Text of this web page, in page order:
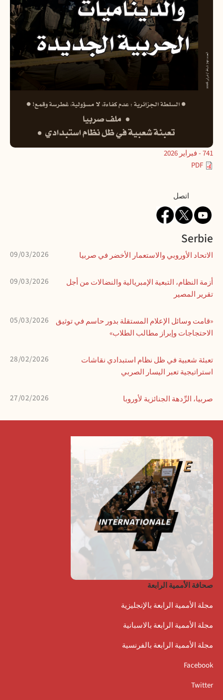
741 - فبراير 2026
PDF
Contactاتصل
Serbie
09/03/2026 الاتحاد الأوروبي والاستعمار الأخضر في صربيا
09/03/2026
أزمة النظام، التبعية الإمبريالية والنضالات من أجل
تقرير المصير
05/03/2026
«قامت وسائل الإعلام المستقلة بدور حاسم في توثيق
الاحتجاجات وإبراز مطالب الطلاب»
28/02/2026
تعبئة شعبية في ظل نظام استبدادي نقاشات
استراتيجية تعبر اليسار الصربي
27/02/2026 صربيا، الرِّدهة الجنائزية لأوروبا
صحافة الأممية الرابعة
مجلة الأممية الرابعة بالإنجليزية
مجلة الأممية الرابعة بالاسبانية
مجلة الأممية الرابعة بالفرنسية
Facebook
Twitter